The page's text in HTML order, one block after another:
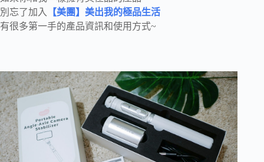
別忘了加入
【美團】美出我的極品生活
有很多第一手的產品資訊和使用方式~